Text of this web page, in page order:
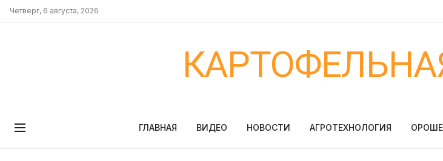
Четверг, 6 августа, 2026
ГЛАВНАЯ ВИДЕО НОВОСТИ АГРОТЕХНОЛОГИЯ